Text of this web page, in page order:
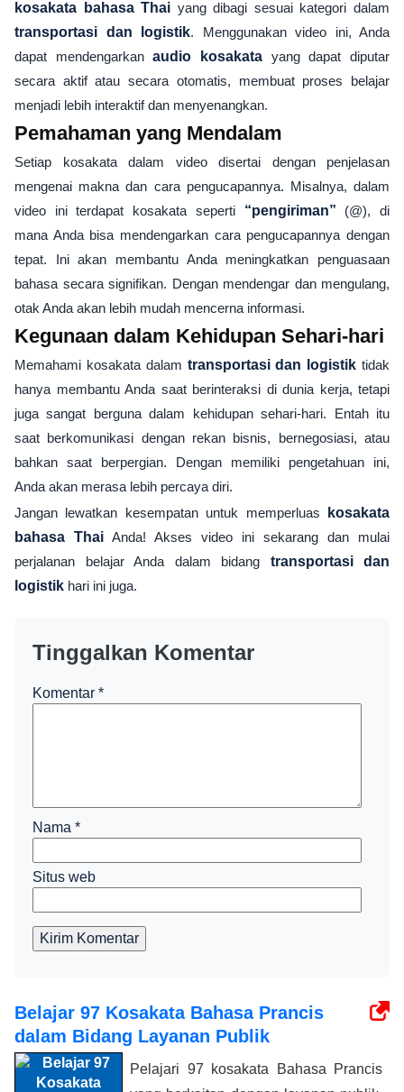
kosakata bahasa Thai yang dibagi sesuai kategori dalam
transportasi dan logistik. Menggunakan video ini, Anda
dapat mendengarkanaudio kosakata yang dapat diputar
secara aktif atau secara otomatis, membuat proses belajar
menjadi lebih interaktif dan menyenangkan.
Pemahaman yang Mendalam
Setiap kosakata dalam video disertai dengan penjelasan
mengenai makna dan cara pengucapannya. Misalnya, dalam
video ini terdapat kosakata seperti “pengiriman” (@), di
mana Anda bisa mendengarkan cara pengucapannya dengan
tepat. Ini akan membantu Anda meningkatkan penguasaan
bahasa secara signifikan. Dengan mendengar dan mengulang,
otak Anda akan lebih mudah mencerna informasi.
Kegunaan dalam Kehidupan Sehari-hari
Memahami kosakata dalam transportasi dan logistik tidak
hanya membantu Anda saat berinteraksi di dunia kerja, tetapi
juga sangat berguna dalam kehidupan sehari-hari. Entah itu
saat berkomunikasi dengan rekan bisnis, bernegosiasi, atau
bahkan saat berpergian. Dengan memiliki pengetahuan ini,
Anda akan merasa lebih percaya diri.
Jangan lewatkan kesempatan untuk memperluas
kosakata
bahasa Thai Anda! Akses video ini sekarang dan mulai
perjalanan belajar Anda dalam bidang transportasi dan
logistik hari ini juga.
Tinggalkan Komentar
Komentar *
Nama *
Situs web
Kirim Komentar
Belajar 97 Kosakata Bahasa Prancis
dalam Bidang Layanan Publik
Pelajari 97 kosakata Bahasa Prancis